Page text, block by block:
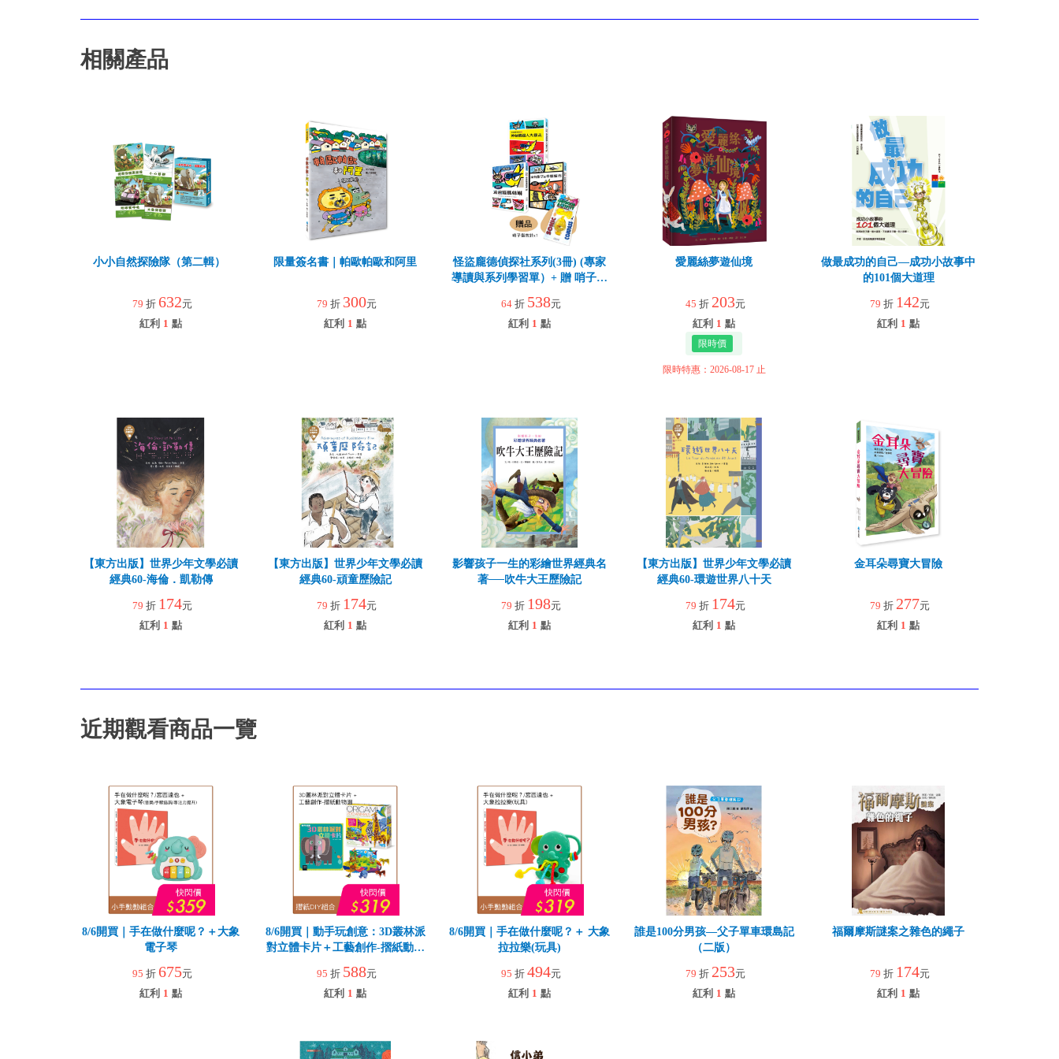
相關產品
小小自然探險隊（第二輯）
79 折 632元
紅利 1 點
限量簽名書｜帕歐帕歐和阿里
79 折 300元
紅利 1 點
怪盜龐德偵探社系列(3冊) (專家
導讀與系列學習單）+ 贈 哨子指
64 折 538元
紅利 1 點
愛麗絲夢遊仙境
45 折 203元
紅利 1 點
限時特惠：2026-08-17 止
做最成功的自己—成功小故事中
的101個大道理
79 折 142元
紅利 1 點
【東方出版】世界少年文學必讀
經典60-海倫．凱勒傳
79 折 174元
紅利 1 點
【東方出版】世界少年文學必讀
經典60-頑童歷險記
79 折 174元
紅利 1 點
影響孩子一生的彩繪世界經典名
著──吹牛大王歷險記
79 折 198元
紅利 1 點
【東方出版】世界少年文學必讀
經典60-環遊世界八十天
79 折 174元
紅利 1 點
金耳朵尋寶大冒險
79 折 277元
紅利 1 點
近期觀看商品一覽
8/6開買｜手在做什麼呢？＋大象
電子琴
95 折 675元
紅利 1 點
8/6開買｜動手玩創意：3D叢林派
對立體卡片＋工藝創作-摺紙動物
95 折 588元
紅利 1 點
8/6開買｜手在做什麼呢？＋ 大象
拉拉樂(玩具)
95 折 494元
紅利 1 點
誰是100分男孩—父子單車環島記
（二版）
79 折 253元
紅利 1 點
福爾摩斯謎案之雜色的繩子
79 折 174元
紅利 1 點